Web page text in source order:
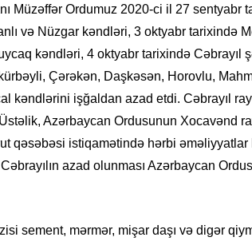
Müzəffər Ordumuz 2020-ci il 27 sentyabr
və Nüzgar kəndləri, 3 oktyabr tarixində
kəndləri, 4 oktyabr tarixində Cəbrayıl
Çərəkən, Daşkəsən, Horovlu,
kəndlərini işğaldan azad etdi. Cəbrayıl
Azərbaycan Ordusunun Xocavənd
qəsəbəsi istiqamətində hərbi əməliyyatlar
azad olunması Azərbaycan
sement, mərmər, mişar daşı və digər